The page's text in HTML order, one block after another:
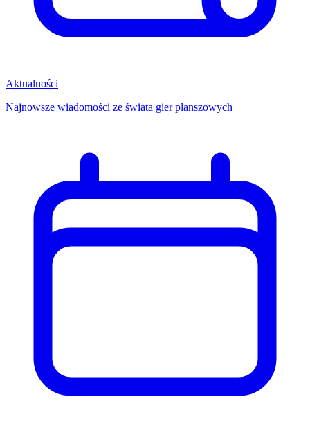
Aktualności
Najnowsze wiadomości ze świata gier planszowych